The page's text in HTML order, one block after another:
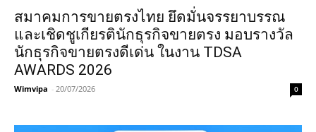
สมาคมการขายตรงไทย ยึดมั่นจรรยาบรรณ
และเชิดชูเกียรตินักธุรกิจขายตรง มอบรางวัล
นักธุรกิจขายตรงดีเด่น ในงาน TDSA
AWARDS 2026
Wimvipa - 20/07/2026 0